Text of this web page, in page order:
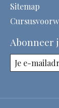
Sitemap
Abonneer